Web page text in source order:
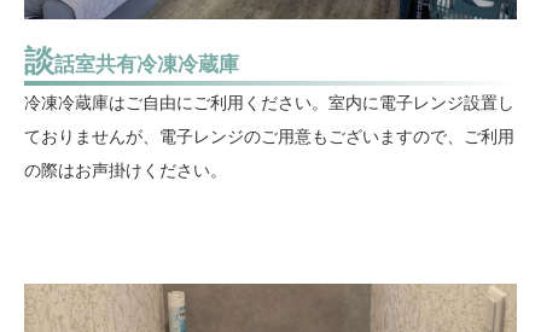
談話室共有冷凍冷蔵庫
冷凍冷蔵庫はご自由にご利用ください。室内に電子レンジ設置し
ておりませんが、電子レンジのご用意もございますので、ご利用
の際はお声掛けください。